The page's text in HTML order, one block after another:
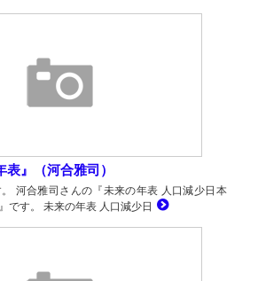
表』（河合雅司）
河合雅司さんの『未来の年表 人口減少日本
です。 未来の年表 人口減少日